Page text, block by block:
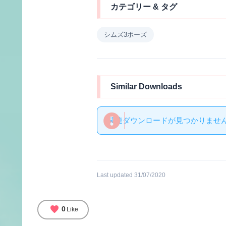
カテゴリー & タグ
シムズ3ポーズ
Similar Downloads
関連ダウンロードが見つかりませ
Last updated 31/07/2020
favorite 0 Like